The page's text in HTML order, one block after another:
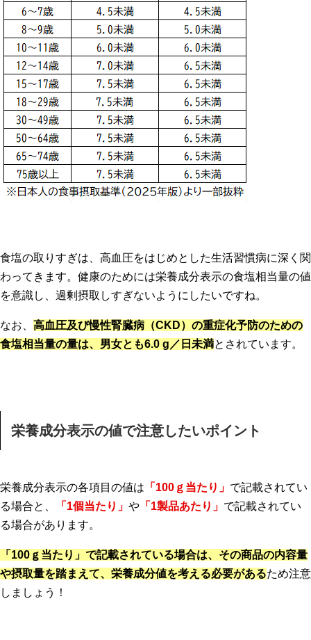
食塩の取りすぎは、高血圧をはじめとした生活習慣病に深く関
わってきます。健康のためには栄養成分表示の食塩相当量の値
を意識し、過剰摂取しすぎないようにしたいですね。
なお、 高血圧及び慢性腎臓病（CKD）の重症化予防のための
食塩相当量の量は、男女とも6.0 g／日未満とされています。
栄養成分表示の値で注意したいポイント
栄養成分表示の各項目の値は 「100ｇ当たり」 で記載されてい
る場合と、
「1個当たり」 や 「1製品あたり」 で記載されてい
る場合があります。
「100ｇ当たり」で記載されている場合は、その商品の内容量
や摂取量を踏まえて、栄養成分値を考える必要があるため注意
しましょう！